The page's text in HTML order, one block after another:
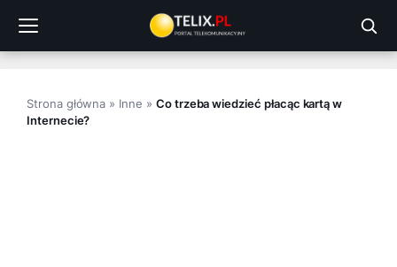
treści
Strona główna » Inne » Co trzeba wiedzieć płacąc kartą w
Internecie?